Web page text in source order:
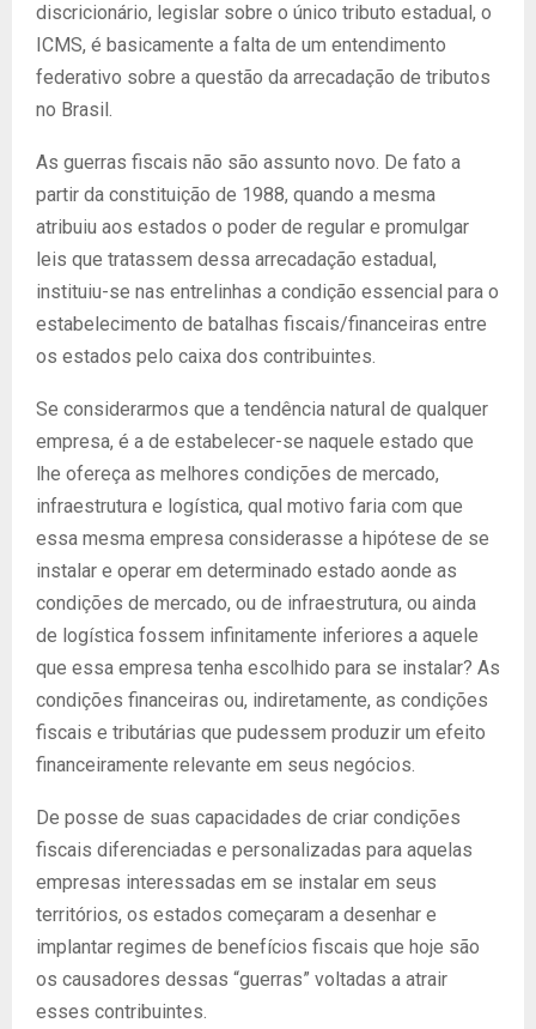
discricionário, legislar sobre o único tributo estadual, o
ICMS, é basicamente a falta de um entendimento
federativo sobre a questão da arrecadação de tributos
no Brasil.
As guerras fiscais não são assunto novo. De fato a
partir da constituição de 1988, quando a mesma
atribuiu aos estados o poder de regular e promulgar
leis que tratassem dessa arrecadação estadual,
instituiu-se nas entrelinhas a condição essencial para o
estabelecimento de batalhas fiscais/financeiras entre
os estados pelo caixa dos contribuintes.
Se considerarmos que a tendência natural de qualquer
empresa, é a de estabelecer-se naquele estado que
lhe ofereça as melhores condições de mercado,
infraestrutura e logística, qual motivo faria com que
essa mesma empresa considerasse a hipótese de se
instalar e operar em determinado estado aonde as
condições de mercado, ou de infraestrutura, ou ainda
de logística fossem infinitamente inferiores a aquele
que essa empresa tenha escolhido para se instalar? As
condições financeiras ou, indiretamente, as condições
fiscais e tributárias que pudessem produzir um efeito
financeiramente relevante em seus negócios.
De posse de suas capacidades de criar condições
fiscais diferenciadas e personalizadas para aquelas
empresas interessadas em se instalar em seus
territórios, os estados começaram a desenhar e
implantar regimes de benefícios fiscais que hoje são
os causadores dessas “guerras” voltadas a atrair
esses contribuintes.